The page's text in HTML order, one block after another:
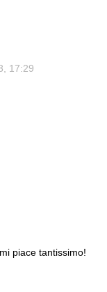
17:29
piace tantissimo!